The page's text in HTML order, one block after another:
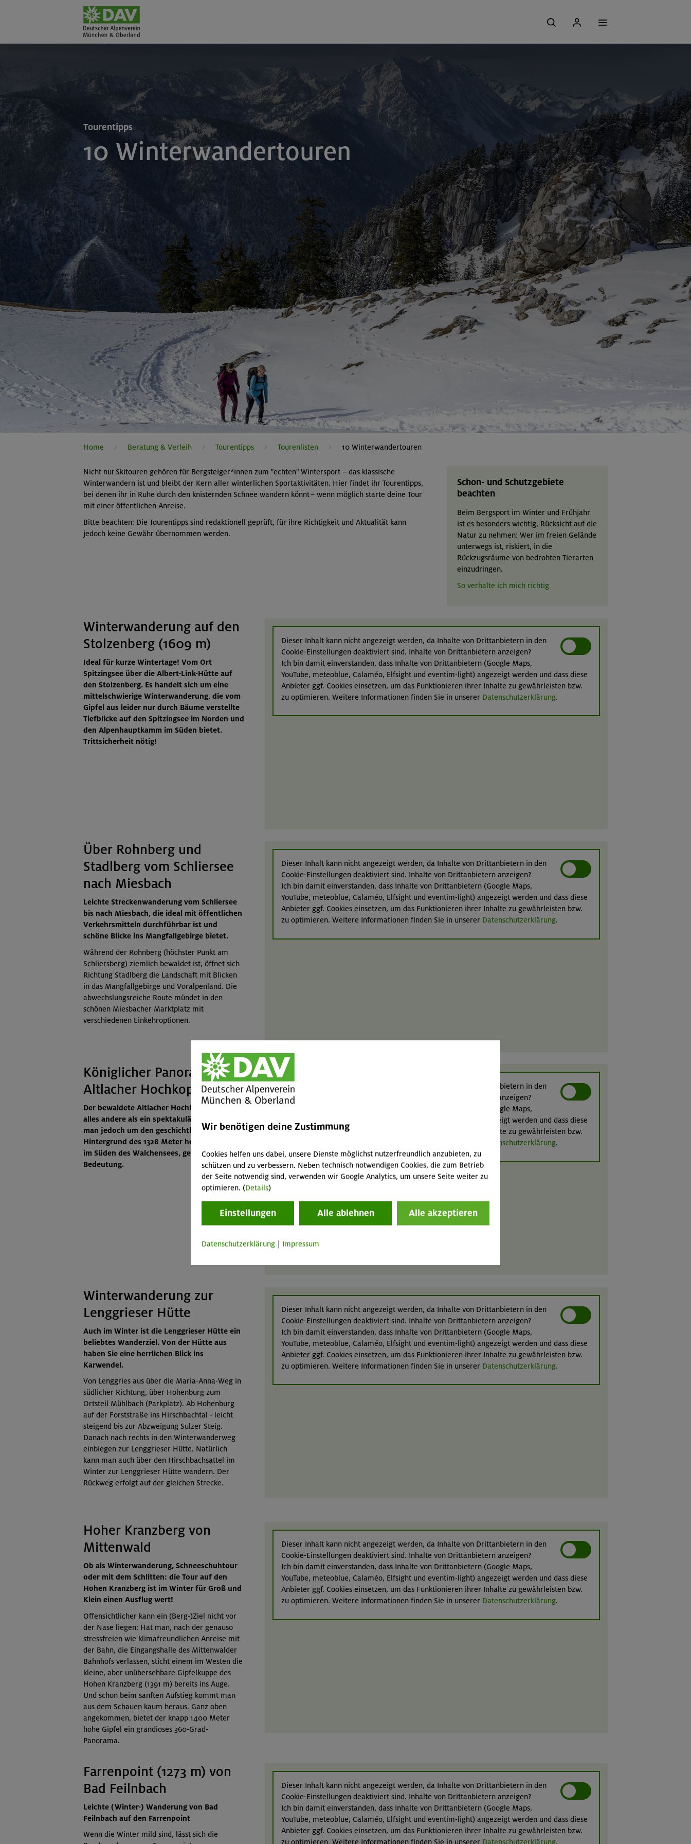
10 Winterwandertouren
Tourentipps
Home Beratung & Verleih Tourentipps Tourenlisten 10 Winterwandertouren
Nicht nur Skitouren gehören für Bergsteiger*innen zum "echten" Wintersport – das klassische
Winterwandern ist und bleibt der Kern aller winterlichen Sportaktivitäten. Hier findet ihr Tourentipps,
bei denen ihr in Ruhe durch den knisternden Schnee wandern könnt – wenn möglich starte deine Tour
mit einer öffentlichen Anreise.
Bitte beachten: Die Tourentipps sind redaktionell geprüft, für ihre Richtigkeit und Aktualität kann
jedoch keine Gewähr übernommen werden.
Schon- und Schutzgebiete
beachten
Beim Bergsport im Winter und Frühjahr
ist es besonders wichtig, Rücksicht auf die
Natur zu nehmen: Wer im freien Gelände
unterwegs ist, riskiert, in die
Rückzugsräume von bedrohten Tierarten
einzudringen.
So verhalte ich mich richtig
Winterwanderung auf den
Stolzenberg (1609 m)
Ideal für kurze Wintertage! Vom Ort
Spitzingsee über die Albert-Link-Hütte auf
den Stolzenberg. Es handelt sich um eine
mittelschwierige Winterwanderung, die vom
Gipfel aus leider nur durch Bäume verstellte
Tiefblicke auf den Spitzingsee im Norden und
den Alpenhauptkamm im Süden bietet.
Trittsicherheit nötig!
Dieser Inhalt kann nicht angezeigt werden, da Inhalte von Drittanbietern in den
Cookie-Einstellungen deaktiviert sind. Inhalte von Drittanbietern anzeigen?
Ich bin damit einverstanden, dass Inhalte von Drittanbietern (Google Maps,
YouTube, meteoblue, Calaméo, Elfsight und eventim-light) angezeigt werden und dass diese
Anbieter ggf. Cookies einsetzen, um das Funktionieren ihrer Inhalte zu gewährleisten bzw.
zu optimieren. Weitere Informationen finden Sie in unserer Datenschutzerklärung.
Über Rohnberg und
Stadlberg vom Schliersee
nach Miesbach
Leichte Streckenwanderung vom Schliersee
bis nach Miesbach, die ideal mit öffentlichen
Verkehrsmitteln durchführbar ist und
schöne Blicke ins Mangfallgebirge bietet.
Während der Rohnberg (höchster Punkt am
Schliersberg) ziemlich bewaldet ist, öffnet sich
Richtung Stadlberg die Landschaft mit Blicken
in das Mangfallgebirge und Voralpenland. Die
abwechslungsreiche Route mündet in den
schönen Miesbacher Marktplatz mit
verschiedenen Einkehroptionen.
Dieser Inhalt kann nicht angezeigt werden, da Inhalte von Drittanbietern in den
Cookie-Einstellungen deaktiviert sind. Inhalte von Drittanbietern anzeigen?
Ich bin damit einverstanden, dass Inhalte von Drittanbietern (Google Maps,
YouTube, meteoblue, Calaméo, Elfsight und eventim-light) angezeigt werden und dass diese
Anbieter ggf. Cookies einsetzen, um das Funktionieren ihrer Inhalte zu gewährleisten bzw.
zu optimieren. Weitere Informationen finden Sie in unserer Datenschutzerklärung.
Königlicher Panoramaweg:
Altlacher Hochkopf
Der bewaldete Altlacher Hochkopf an sich ist
alles andere als ein spektakulärer Berg. Weiß
man jedoch um den geschichtlichen
Hintergrund des 1328 Meter hohen Erhebung
im Süden des Walchensees, gewinnt sie an
Bedeutung.
Dieser Inhalt kann nicht angezeigt werden, da Inhalte von Drittanbietern in den
Cookie-Einstellungen deaktiviert sind. Inhalte von Drittanbietern anzeigen?
Ich bin damit einverstanden, dass Inhalte von Drittanbietern (Google Maps,
YouTube, meteoblue, Calaméo, Elfsight und eventim-light) angezeigt werden und dass diese
Anbieter ggf. Cookies einsetzen, um das Funktionieren ihrer Inhalte zu gewährleisten bzw.
Datenschutzerklärung.
Winterwanderung zur
Lenggrieser Hütte
Auch im Winter ist die Lenggrieser Hütte ein
beliebtes Wanderziel. Von der Hütte aus
haben Sie eine herrlichen Blick ins
Karwendel.
Von Lenggries aus über die Maria-Anna-Weg in
südlicher Richtung, über Hohenburg zum
Ortsteil Mühlbach (Parkplatz). Ab Hohenburg
auf der Forststraße ins Hirschbachtal - leicht
steigend bis zur Abzweigung Sulzer Steig.
Danach nach rechts in den Winterwanderweg
einbiegen zur Lenggrieser Hütte. Natürlich
kann man auch über den Hirschbachsattel im
Winter zur Lenggrieser Hütte wandern. Der
Rückweg erfolgt auf der gleichen Strecke.
Dieser Inhalt kann nicht angezeigt werden, da Inhalte von Drittanbietern in den
Cookie-Einstellungen deaktiviert sind. Inhalte von Drittanbietern anzeigen?
Ich bin damit einverstanden, dass Inhalte von Drittanbietern (Google Maps,
YouTube, meteoblue, Calaméo, Elfsight und eventim-light) angezeigt werden und dass diese
Anbieter ggf. Cookies einsetzen, um das Funktionieren ihrer Inhalte zu gewährleisten bzw.
zu optimieren. Weitere Informationen finden Sie in unserer Datenschutzerklärung.
Hoher Kranzberg von
Mittenwald
Ob als Winterwanderung, Schneeschuhtour
oder mit dem Schlitten: die Tour auf den
Hohen Kranzberg ist im Winter für Groß und
Klein einen Ausflug wert!
Offensichtlicher kann ein (Berg-)Ziel nicht vor
der Nase liegen: Hat man, nach der genauso
stressfreien wie klimafreundlichen Anreise mit
der Bahn, die Eingangshalle des Mittenwalder
Bahnhofs verlassen, sticht einem im Westen die
kleine, aber unübersehbare Gipfelkuppe des
Hohen Kranzberg (1391 m) bereits ins Auge.
Und schon beim sanften Aufstieg kommt man
aus dem Schauen kaum heraus. Ganz oben
angekommen, bietet der knapp 1400 Meter
hohe Gipfel ein grandioses 360-Grad-
Panorama.
Dieser Inhalt kann nicht angezeigt werden, da Inhalte von Drittanbietern in den
Cookie-Einstellungen deaktiviert sind. Inhalte von Drittanbietern anzeigen?
Ich bin damit einverstanden, dass Inhalte von Drittanbietern (Google Maps,
YouTube, meteoblue, Calaméo, Elfsight und eventim-light) angezeigt werden und dass diese
Anbieter ggf. Cookies einsetzen, um das Funktionieren ihrer Inhalte zu gewährleisten bzw.
zu optimieren. Weitere Informationen finden Sie in unserer Datenschutzerklärung.
Farrenpoint (1273 m) von
Bad Feilnbach
Leichte (Winter-) Wanderung von Bad
Feilnbach auf den Farrenpoint
Wenn die Winter mild sind, lässt sich die
Dieser Inhalt kann nicht angezeigt werden, da Inhalte von Drittanbietern in den
Cookie-Einstellungen deaktiviert sind. Inhalte von Drittanbietern anzeigen?
Ich bin damit einverstanden, dass Inhalte von Drittanbietern (Google Maps,
YouTube, meteoblue, Calaméo, Elfsight und eventim-light) angezeigt werden und dass diese
Anbieter ggf. Cookies einsetzen, um das Funktionieren ihrer Inhalte zu gewährleisten bzw.
zu optimieren. Weitere Informationen finden Sie in unserer Datenschutzerklärung.
Wir benötigen deine Zustimmung
Cookies helfen uns dabei, unsere Dienste möglichst nutzerfreundlich anzubieten, zu
schützen und zu verbessern. Neben technisch notwendigen Cookies, die zum Betrieb
der Seite notwendig sind, verwenden wir Google Analytics, um unsere Seite weiter zu
optimieren. (Details)
Einstellungen Alle ablehnen Alle akzeptieren
Datenschutzerklärung Impressum